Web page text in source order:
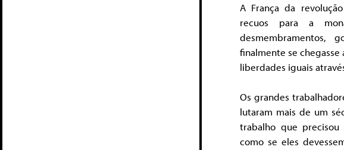
A França da
recuos para a
desmembramentos,
finalmente se
liberdades iguais
Os grandes
lutaram mais de um
trabalho que precisou
como se eles